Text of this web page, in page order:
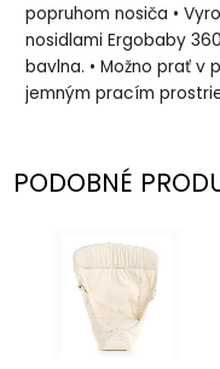
popruhom nosiča •
nosidlami Ergobaby
bavlna. • Možno prať v
jemným pracím
PODOBNÉ